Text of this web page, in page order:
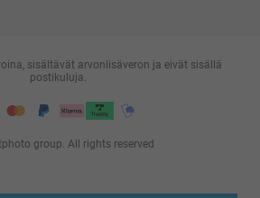
group. All rights reserved
sisältävät arvonlisäveron ja eivät sisällä
postikuluja.